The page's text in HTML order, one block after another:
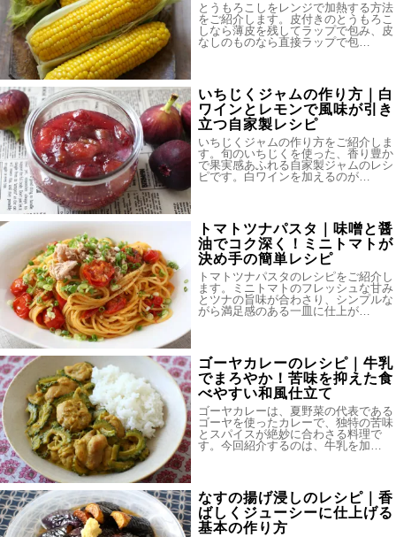
とうもろこしをレンジで加熱する方法
をご紹介します。皮付きのとうもろこ
しなら薄皮を残してラップで包み、皮
なしのものなら直接ラップで包…
いちじくジャムの作り方｜白
ワインとレモンで風味が引き
立つ自家製レシピ
いちじくジャムの作り方をご紹介しま
す。旬のいちじくを使った、香り豊か
で果実感あふれる自家製ジャムのレシ
ピです。白ワインを加えるのが…
トマトツナパスタ｜味噌と醤
油でコク深く！ミニトマトが
決め手の簡単レシピ
トマトツナパスタのレシピをご紹介し
ます。ミニトマトのフレッシュな甘み
とツナの旨味が合わさり、シンプルな
がら満足感のある一皿に仕上が…
ゴーヤカレーのレシピ｜牛乳
でまろやか！苦味を抑えた食
べやすい和風仕立て
ゴーヤカレーは、夏野菜の代表である
ゴーヤを使ったカレーで、独特の苦味
とスパイスが絶妙に合わさる料理で
す。今回紹介するのは、牛乳を加…
なすの揚げ浸しのレシピ｜香
ばしくジューシーに仕上げる
基本の作り方